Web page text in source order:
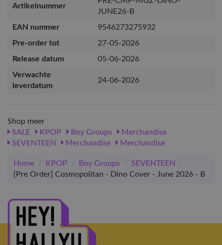
Artikelnummer
JUNE26-B
EAN nummer
9546273275932
Pre-order tot
27-05-2026
Release datum
05-06-2026
Verwachte
leverdatum
24-06-2026
Shop meer
SALE
KPOP Boy Groups
Merchandise
SEVENTEEN
Merchandise Merchandise
Home / KPOP / Boy Groups / SEVENTEEN
/
[Pre Order] Cosmopolitan - Dino Cover - June 2026 - B